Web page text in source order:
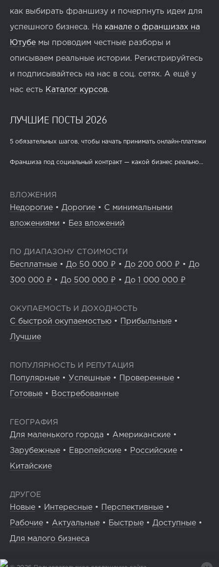
как выбирать франшизу и почерпнуть идеи для
успешного бизнеса. На канале о франшизах на
Ютубе мы проводим честные разборы и
описываем реальные истории. Регистрируйтесь
и подписывайтесь на нас в соц. сетях. А ещё у
нас есть Каталог курсов.
ЛУЧШИЕ ПОСТЫ 2026
5 обязательных шагов, чтобы начать принимать онлайн-платежи
Франшиза под социальный контракт — какой бизнес реально...
ВЛОЖЕНИЯ
Недорогие • Дорогие • С минимальными
вложениями • Без вложений
ПО ДИАПАЗОНУ СТОИМОСТИ
Бесплатные • До 50 000 ₽ • До 200 000 ₽ • До
300 000 ₽ • До 500 000 ₽ • До 1 000 000 ₽
ОКУПАЕМОСТЬ И ДОХОДНОСТЬ
С быстрой окупаемостью • Прибыльные •
Лучшие
ПОПУЛЯРНОСТЬ И РЕПУТАЦИЯ
Популярные • Успешные • Проверенные •
Готовые • Востребованные
ГЕОГРАФИЯ
Для маленького города • Американские •
Зарубежные • Европейские • Российские •
Китайские
ДРУГОЕ
Новые • Интересные • Перспективные •
Рабочие • Актуальные • Быстрые • Доступные •
Для малого бизнеса